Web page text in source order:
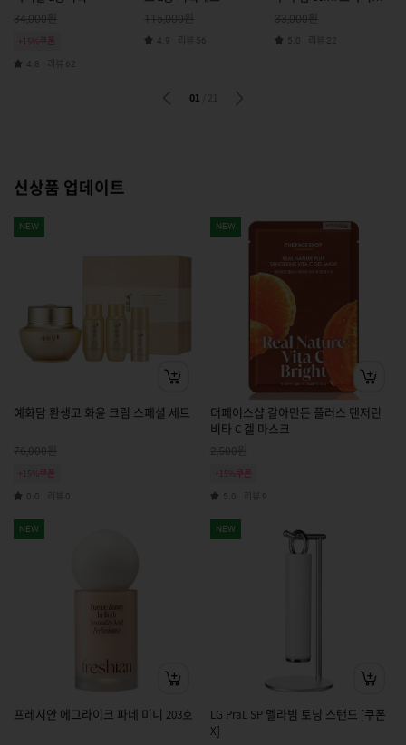
34,000원
+15%쿠폰
4.8 62
115,000원
4.9 56
기획세트
33,000원
5.0 22
01
신상품 업데이트
NEW
예화담 환생고 화윤 크림 스페셜 세트
76,000원
+15%쿠폰
NEW
더페이스샵 갈아만든 플러스 탠저린
비타 C 겔 마스크
2,500 원
+15%쿠폰
5.0
NEW
프레시안 에그라이크 파네 미니 203호
NEW
LG PraL SP 멜라빔 토닝 스탠드 [쿠폰
X]